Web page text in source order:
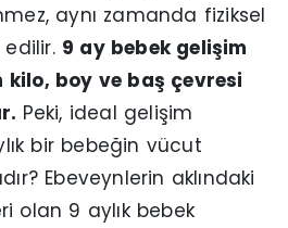
aynı zamanda fiziksel
9 ay bebek gelişim
boy ve baş çevresi
Peki, ideal gelişim
bir bebeğin vücut
Ebeveynlerin aklındaki
olan 9 aylık bebek